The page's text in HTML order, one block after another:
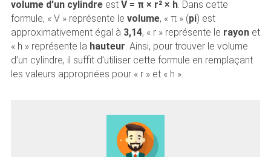
volume d’un cylindreest V = π × r² × h. Dans cette
formule, « V » représente le volume, « π » (pi) est
approximativement égal à 3,14, « r » représente le rayonet
« h » représente la hauteur. Ainsi, pour trouver le volume
d’un cylindre, il suffit d’utiliser cette formule en remplaçant
les valeurs appropriées pour « r » et « h ».